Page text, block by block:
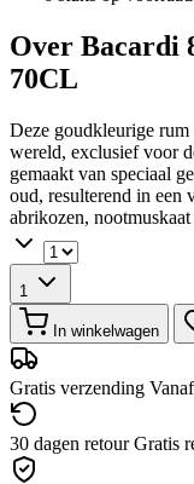
Over Bacardi
70CL
Deze goudkleurige rum
wereld, exclusief voor
gemaakt van speciaal
oud, resulterend in een
abrikozen,
1
In winkelwagen
Gratis verzending
30 dagen retour Gratis